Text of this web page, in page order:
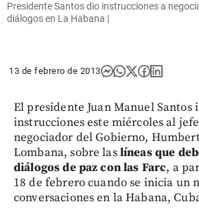
Presidente Santos dio instrucciones a
diálogos en La Habana |
13 de febrero de 2013
El presidente Juan Manuel Santos
instrucciones este miércoles al
negociador del Gobierno,
Lombana, sobre laslíneas que
diálogos de paz con las Farc, a
18 de febrero cuando se inicia un
conversaciones en la Habana,